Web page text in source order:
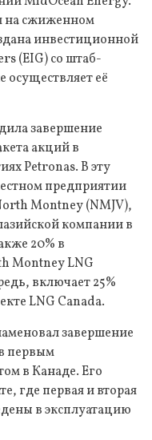
на сжиженном
инвестиционной
(EIG) со штаб-
её
завершение
акций в
Petronas. В эту
предприятии
Montney (NMJV),
компании в
20% в
Montney LNG
включает 25%
LNG Canada.
завершение
первым
в Канаде. Его
где первая и вторая
в эксплуатацию